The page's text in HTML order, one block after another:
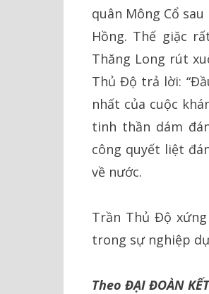
quân Mông Cổ
Hồng. Thế giặc
Thăng Long rút
Thủ Độ trả lời:
nhất của cuộc
tinh thần dám
công quyết liệt
về nước.
Trần Thủ Độ
trong sự nghiệp
Theo ĐẠI ĐOÀN KẾT